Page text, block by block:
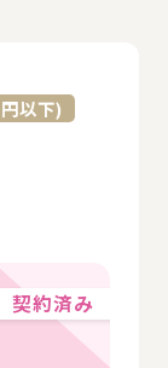
以下)
契約済み